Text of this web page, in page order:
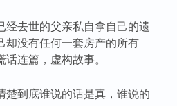
经去世的父亲私自拿自己的遗
却没有任何一套房产的所有
连篇，虚构故事。
楚到底谁说的话是真，谁说的